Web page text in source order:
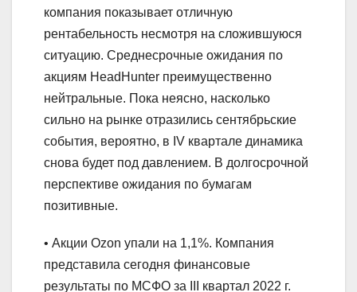
компания показывает отличную
рентабельность несмотря на сложившуюся
ситуацию. Среднесрочные ожидания по
акциям HeadHunter преимущественно
нейтральные. Пока неясно, насколько
сильно на рынке отразились сентябрьские
события, вероятно, в IV квартале динамика
снова будет под давлением. В долгосрочной
перспективе ожидания по бумагам
позитивные.
• Акции Ozon упали на 1,1%. Компания
представила сегодня финансовые
результаты по МСФО за III квартал 2022 г.